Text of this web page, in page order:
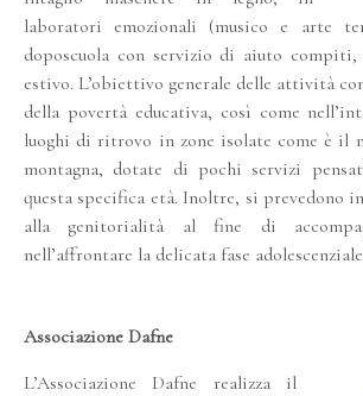
laboratori emozionali (musico e arte
doposcuola con servizio di aiuto compiti,
estivo. L’obiettivo generale delle attività
della povertà educativa, così come
luoghi di ritrovo in zone isolate come è
montagna, dotate di pochi servizi
questa specifica età. Inoltre, si prevedono
alla genitorialità al fine di
nell’affrontare la delicata fase
Associazione Dafne
L’Associazione Dafne realizza il